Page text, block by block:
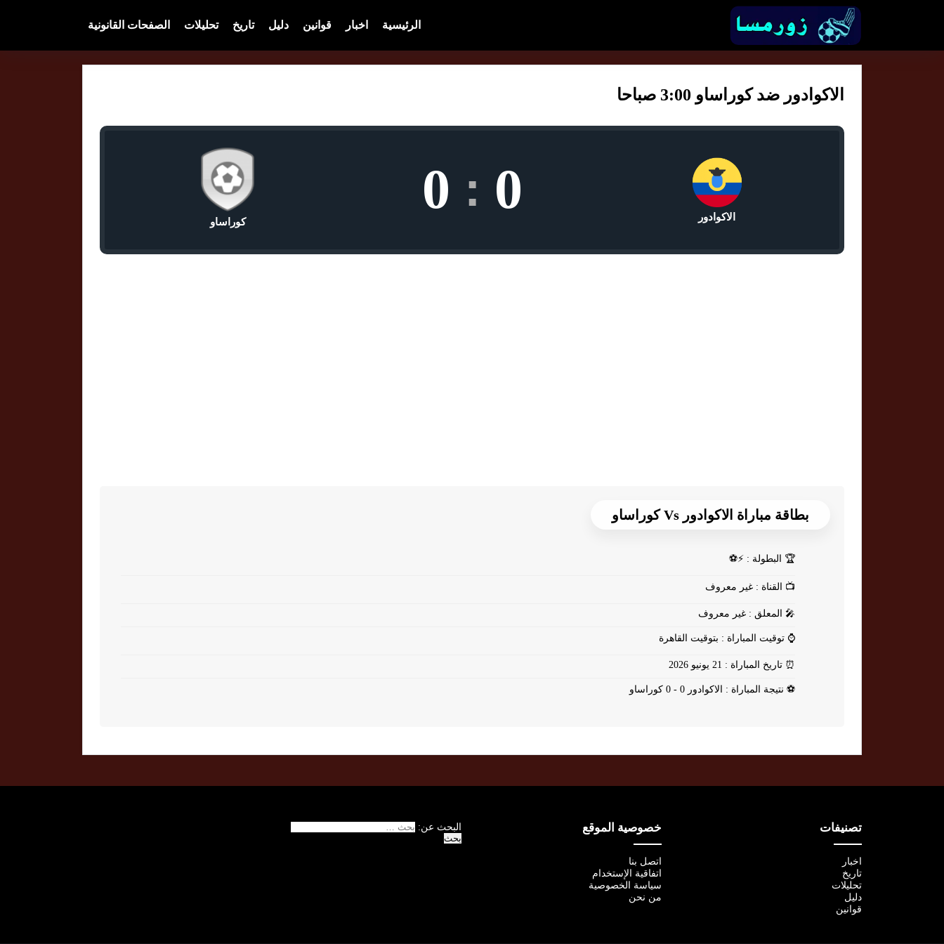
الرئيسية اخبار قوانين دليل تاريخ تحليلات الصفحات القانونية
الاكوادور ضد كوراساو 3:00 صباحا
الاكوادور 0
:
0
كوراساو
بطاقة مباراة الاكوادور Vs كوراساو
🏆 البطولة : ⚡⚽
📺 القناة : غير معروف
🎤 المعلق : غير معروف
⌚ توقيت المباراة : بتوقيت القاهرة
⏰ تاريخ المباراة : 21 يونيو 2026
⚽ نتيجة المباراة : الاكوادور 0 - 0 كوراساو
تصنيفات
اخبار
تاريخ
تحليلات
دليل
قوانين
خصوصية الموقع
اتصل بنا
اتفاقية الإستخدام
سياسة الخصوصية
من نحن
البحث عن: